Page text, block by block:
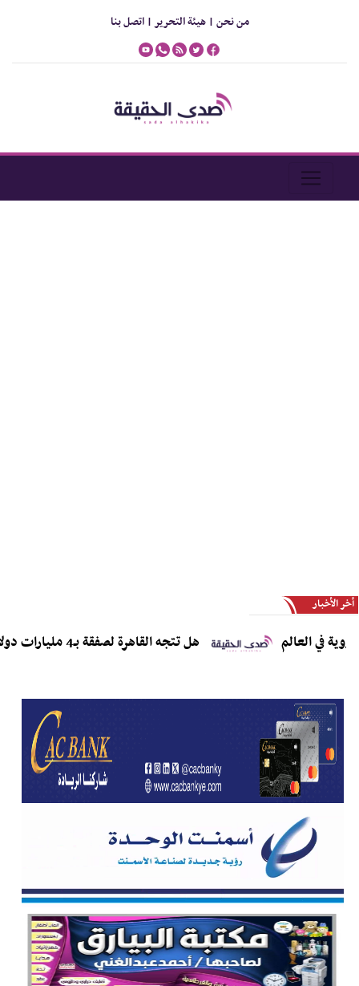
من نحن |هيئة التحرير |اتصل بنا
أخر الأخبار
العالم هل تتجه القاهرة لصفقة بـ4 مليارات دولار لاقتناء مقاتلات J-10CE وJ-35؟